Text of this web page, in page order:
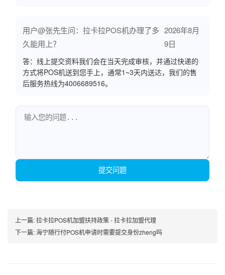
用户@张先生问：拉卡拉POS机办理了多
久能用上？
2026年8月
9日
答：线上提交资料我们会在当天完成审核，并通过快递的
方式将POS机送到您手上，通常1~3天内送达，我们的售
后服务热线为4006689516。
提交问题
上一篇:拉卡拉POS机加盟扶持政策 - 拉卡拉加盟代理
下一篇:海宁随行付POS机申请时需要提交身份zheng吗